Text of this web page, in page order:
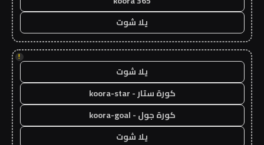
يلا شوت
!
يلا شوت
كورة ستار - koora-star
كورة جول - koora-goal
يلا شوت